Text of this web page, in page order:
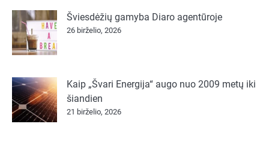
Šviesdėžių gamyba Diaro agentūroje
26 birželio, 2026
Kaip „Švari Energija“ augo nuo 2009 metų iki
šiandien
21 birželio, 2026